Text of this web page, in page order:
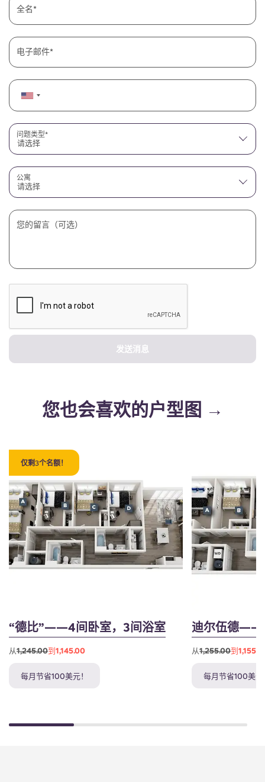
全名
电子邮件
请选择
问题类型*
请选择
公寓
您的留言（可选）
发送消息
您也会喜欢的户型图 →
仅剩3个名额！
“德比”——4间卧室，3间浴室
从1,245.00到1,145.00
每月节省100美元！
迪尔伍德
从1,255.00到
每月节省100美元